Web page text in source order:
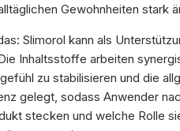
Gewohnheiten stark
Slimorol kann als
Inhaltsstoffe arbeiten
zu stabilisieren und die
gelegt, sodass Anwender
stecken und welche Rolle